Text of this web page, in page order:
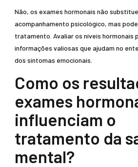
Não, os exames hormonais não
acompanhamento psicológico, mas
tratamento. Avaliar os níveis hormonais
informações valiosas que ajudam no
dos sintomas emocionais.
Como os
exames
influenciam o
tratamento da
mental?